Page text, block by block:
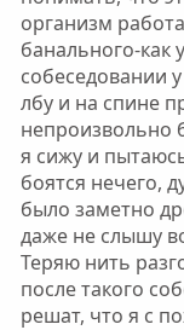
организм
банального-как
собеседовании
лбу и на спине
непроизвольно
я сижу и
боятся нечего,
было заметно
даже не слышу
Теряю нить
после такого
решат, что я с